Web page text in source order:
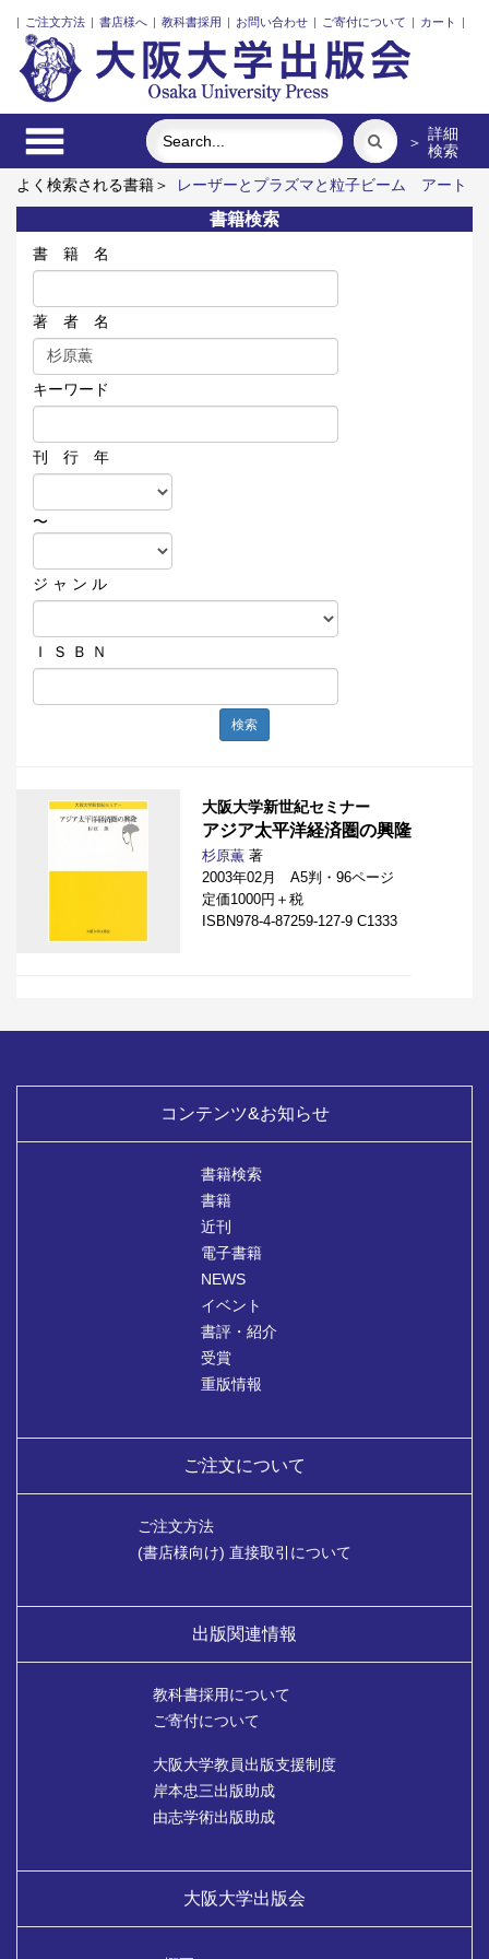
| ご注文方法 | 書店様へ | 教科書採用 | お問い合わせ | ご寄付について | カート |
＞ 詳細
検索
よく検索される書籍＞
レーザーとプラズマと粒子ビーム
アート
エリアB1 5周年記念記録集 上方遊歩46景
ポンプの流体力
学
固体高分子形燃料電池要素材料・水素貯蔵材料の知的設計
時代で読み解く一八世紀フランス文学
書籍検索
書 籍 名
著 者 名
キーワード
刊 行 年
〜
ジ ャ ン ル
Ｉ Ｓ Ｂ Ｎ
検索
大阪大学新世紀セミナー
アジア太平洋経済圏の興隆
杉原薫 著
2003年02月 A5判・96ページ
定価1000円＋税
ISBN978-4-87259-127-9 C1333
コンテンツ&お知らせ
書籍検索
書籍
近刊
電子書籍
NEWS
イベント
書評・紹介
受賞
重版情報
ご注文について
ご注文方法
(書店様向け) 直接取引について
出版関連情報
教科書採用について
ご寄付について
大阪大学教員出版支援制度
岸本忠三出版助成
由志学術出版助成
大阪大学出版会